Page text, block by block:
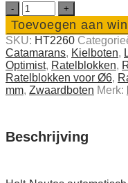
Holt-
Nautos
automatisch
ratelblok
voor
lijn
Ø
6-
quantity
Toevoegen aan
SKU: HT2260
Catamarans, Kielboten,
Optimist, Ratelblokken,
Ratelblokken voor Ø6,
mm, Zwaard­boten Merk:
Beschrijving